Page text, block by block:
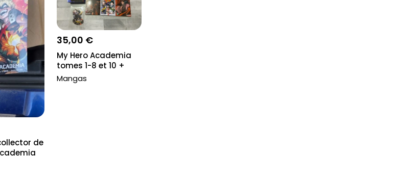
de
35,00 €
My Hero Academia
tomes 1-8 et 10 +
figurine
Mangas